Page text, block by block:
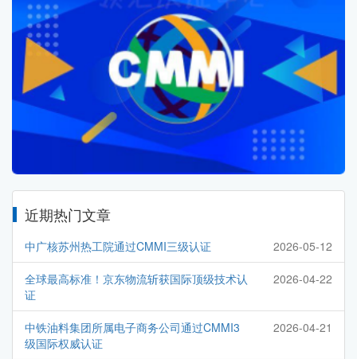
近期热门文章
中广核苏州热工院通过CMMI三级认证 2026-05-12
全球最高标准！京东物流斩获国际顶级技术认
证
2026-04-22
中铁油料集团所属电子商务公司通过CMMI3
级国际权威认证
2026-04-21